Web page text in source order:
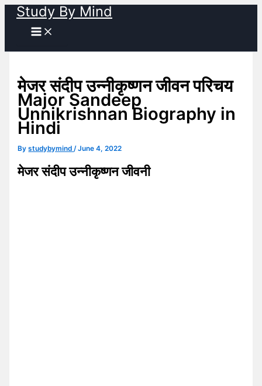
Skip
content
Study By Mind
मेजर संदीप उन्नीकृष्णन जीवन परिचय
Major Sandeep
Unnikrishnan Biography in
Hindi
Bystudybymind/June 4, 2022
मेजर संदीप उन्नीकृष्णन जीवनी